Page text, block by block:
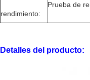
rendimiento:
Prueba de
Detalles del producto: